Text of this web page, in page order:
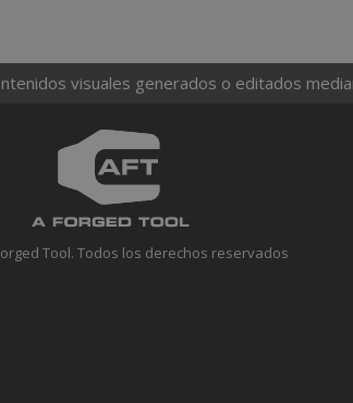
visuales generados o editados
Tool. Todos los derechos reservados